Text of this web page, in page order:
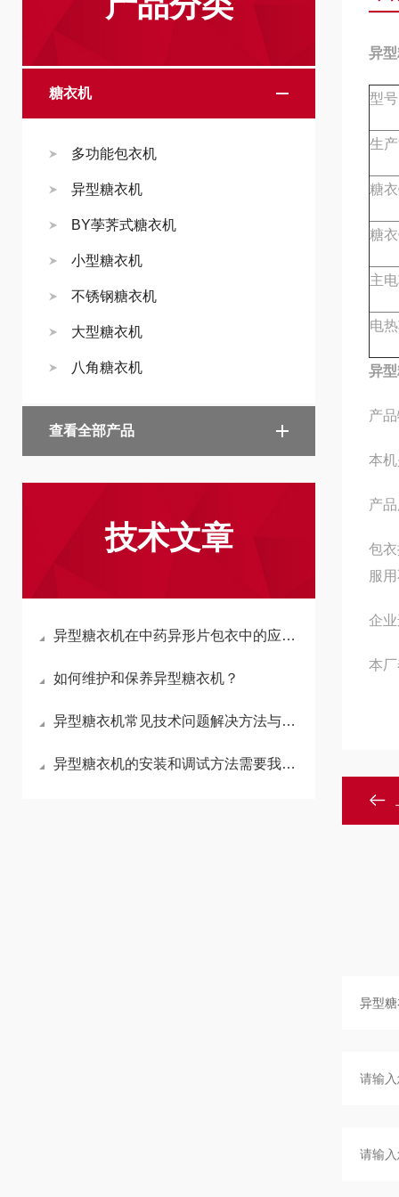
糖衣机
多功能包衣机
异型糖衣机
BY荸荠式糖衣机
小型糖衣机
不锈钢糖衣机
大型糖衣机
八角糖衣机
查看全部产品
技术文章
异型糖衣机在中药异形片包衣中的应用与挑战
如何维护和保养异型糖衣机？
异型糖衣机常见技术问题解决方法与预防措施
异型糖衣机的安装和调试方法需要我们去掌握
异
型号
生
糖
糖
主
电
异
产
本
产
包
服
企
本